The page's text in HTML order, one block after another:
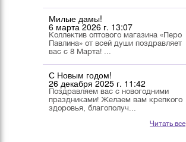
Милые дамы!
6 марта 2026 г. 13:07
Коллектив оптового магазина «Перо
Павлина» от всей души поздравляет
вас с 8 Марта! ...
С Новым годом!
26 декабря 2025 г. 11:42
Поздравляем вас с новогодними
праздниками! Желаем вам крепкого
здоровья, благополуч...
Читать все